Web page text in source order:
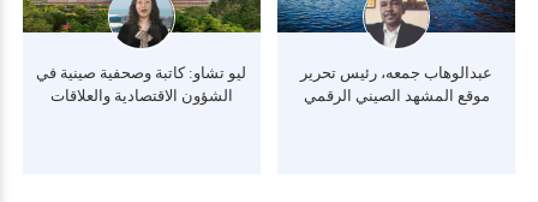
عبدالوهاب جمعه، رئيس تحرير
موقع المشهد الصيني الرقمي
ليو تشاو: كاتبة وصحفية صينية في
الشؤون الاقتصادية والعلاقات